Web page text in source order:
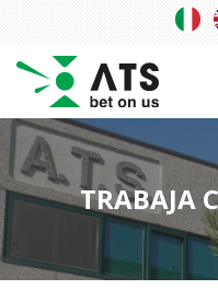
TRABAJA